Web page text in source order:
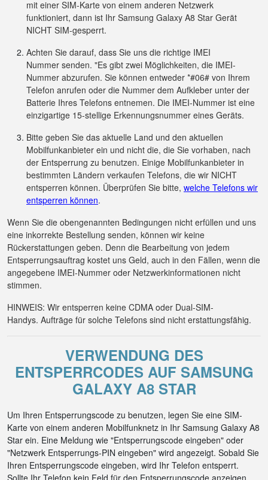
mit einer SIM-Karte von einem anderen Netzwerk
funktioniert, dann ist Ihr Samsung Galaxy A8 Star Gerät
NICHT SIM-gesperrt.
Achten Sie darauf, dass Sie uns die richtige IMEI
Nummer senden. "Es gibt zwei Möglichkeiten, die IMEI-
Nummer abzurufen. Sie können entweder *#06# von Ihrem
Telefon anrufen oder die Nummer dem Aufkleber unter der
Batterie Ihres Telefons entnemen. Die IMEI-Nummer ist eine
einzigartige 15-stellige Erkennungsnummer eines Geräts.
Bitte geben Sie das aktuelle Land und den aktuellen
Mobilfunkanbieter ein und nicht die, die Sie vorhaben, nach
der Entsperrung zu benutzen. Einige Mobilfunkanbieter in
bestimmten Ländern verkaufen Telefons, die wir NICHT
entsperren können. Überprüfen Sie bitte, welche Telefons wir
entsperren können.
Wenn Sie die obengenannten Bedingungen nicht erfüllen und uns
eine inkorrekte Bestellung senden, können wir keine
Rückerstattungen geben. Denn die Bearbeitung von jedem
Entsperrungsauftrag kostet uns Geld, auch in den Fällen, wenn die
angegebene IMEI-Nummer oder Netzwerkinformationen nicht
stimmen.
HINWEIS: Wir entsperren keine CDMA oder Dual-SIM-
Handys. Aufträge für solche Telefons sind nicht erstattungsfähig.
VERWENDUNG DES
ENTSPERRCODES AUF SAMSUNG
GALAXY A8 STAR
Um Ihren Entsperrungscode zu benutzen, legen Sie eine SIM-
Karte von einem anderen Mobilfunknetz in Ihr Samsung Galaxy A8
Star ein. Eine Meldung wie "Entsperrungscode eingeben" oder
"Netzwerk Entsperrungs-PIN eingeben" wird angezeigt. Sobald Sie
Ihren Entsperrungscode eingeben, wird Ihr Telefon entsperrt.
Sollte Ihr Telefon kein Feld für den Entsperrungscode anzeigen,